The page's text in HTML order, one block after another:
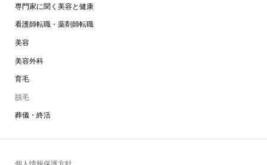
専門家に聞く美容と健康
看護師転職・薬剤師転職
美容
美容外科
育毛
脱毛
葬儀・終活